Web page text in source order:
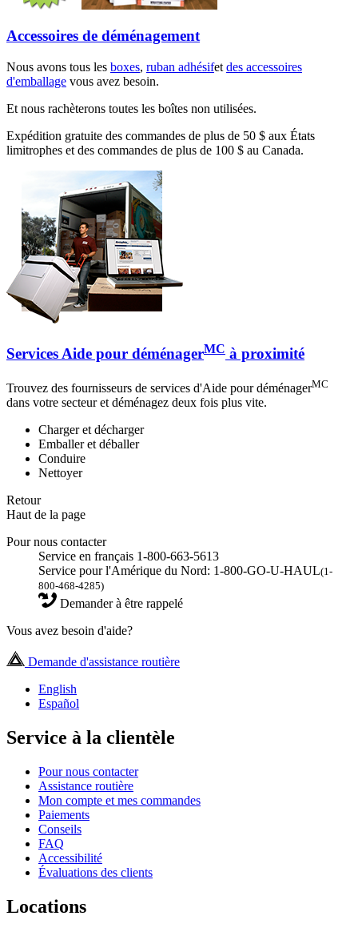
Accessoires de déménagement
Nous avons tous les boxes, ruban adhésifet des accessoires
d'emballage vous avez besoin.
Et nous rachèterons toutes les boîtes non utilisées.
Expédition gratuite des commandes de plus de 50 $ aux États
limitrophes et des commandes de plus de 100 $ au Canada.
Services Aide pour déménagerMC à proximité
Trouvez des fournisseurs de services d'Aide pour déménagerMC
dans votre secteur et déménagez deux fois plus vite.
Charger et décharger
Emballer et déballer
Conduire
Nettoyer
Retour
Haut de la page
Pour nous contacter
Service en français 1-800-663-5613
Service pour l'Amérique du Nord: 1-800-GO-U-HAUL(1-
800-468-4285)
Demander à être rappelé
Vous avez besoin d'aide?
Demande d'assistance routière
English
Español
Service à la clientèle
Pour nous contacter
Assistance routière
Mon compte et mes commandes
Paiements
Conseils
FAQ
Accessibilité
Évaluations des clients
Locations